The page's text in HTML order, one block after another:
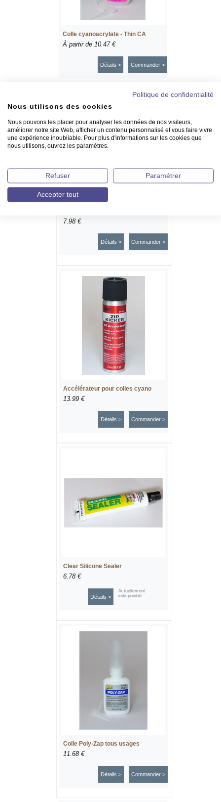
Colle cyanoacrylate - Thin CA
À partir de 10.47 €
Commander >
Détails >
7.98 €
Commander >
Détails >
Accélérateur pour colles cyano
13.99 €
Commander >
Détails >
Clear Silicone Sealer
6.78 €
Actuellement
indisponible.
Détails >
Colle Poly-Zap tous usages
11.68 €
Commander >
Détails >
Politique de confidentialité
Nous utilisons des cookies
Nous pouvons les placer pour analyser les données de nos visiteurs,
améliorer notre site Web, afficher un contenu personnalisé et vous faire vivre
une expérience inoubliable. Pour plus d'informations sur les cookies que
nous utilisons, ouvrez les paramètres.
Refuser Paramétrer
Accepter tout